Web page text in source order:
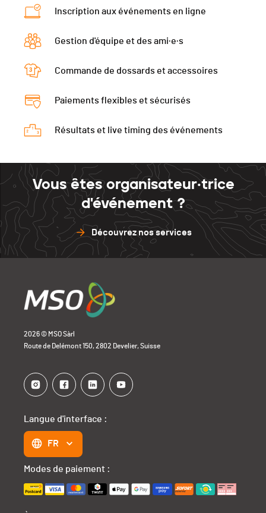
Inscription aux événements en ligne
Gestion d'équipe et des ami·e·s
Commande de dossards et accessoires
Paiements flexibles et sécurisés
Résultats et live timing des événements
Vous êtes organisateur·trice
d'événement ?
Découvrez nos services
2026 © MSO Sàrl
Route de Delémont 150, 2802 Develier, Suisse
Langue d'interface :
FR
Modes de paiement :